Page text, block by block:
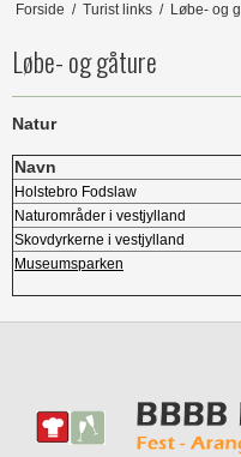
Forside / Turist links / Løbe- og
Løbe- og gåture
Natur
Navn
Holstebro Fodslaw
Naturområder i vestjylland
Skovdyrkerne i vestjylland
Museumsparken